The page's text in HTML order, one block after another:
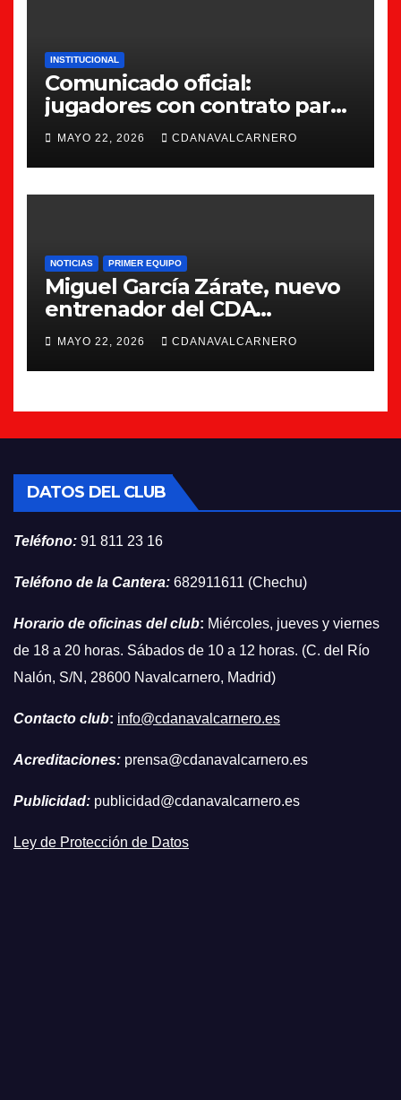
INSTITUCIONAL
Comunicado oficial:
jugadores con contrato para
la 26/27
MAYO 22, 2026 CDANAVALCARNERO
NOTICIAS PRIMER EQUIPO
Miguel García Zárate, nuevo
entrenador del CDA
Navalcarnero
MAYO 22, 2026 CDANAVALCARNERO
DATOS DEL CLUB
Teléfono: 91 811 23 16
Teléfono de la Cantera: 682911611 (Chechu)
Horario de oficinas del club: Miércoles, jueves y viernes
de 18 a 20 horas. Sábados de 10 a 12 horas. (C. del Río
Nalón, S/N, 28600 Navalcarnero, Madrid)
Contacto club: info@cdanavalcarnero.es
Acreditaciones: prensa@cdanavalcarnero.es
Publicidad: publicidad@cdanavalcarnero.es
Ley de Protección de Datos